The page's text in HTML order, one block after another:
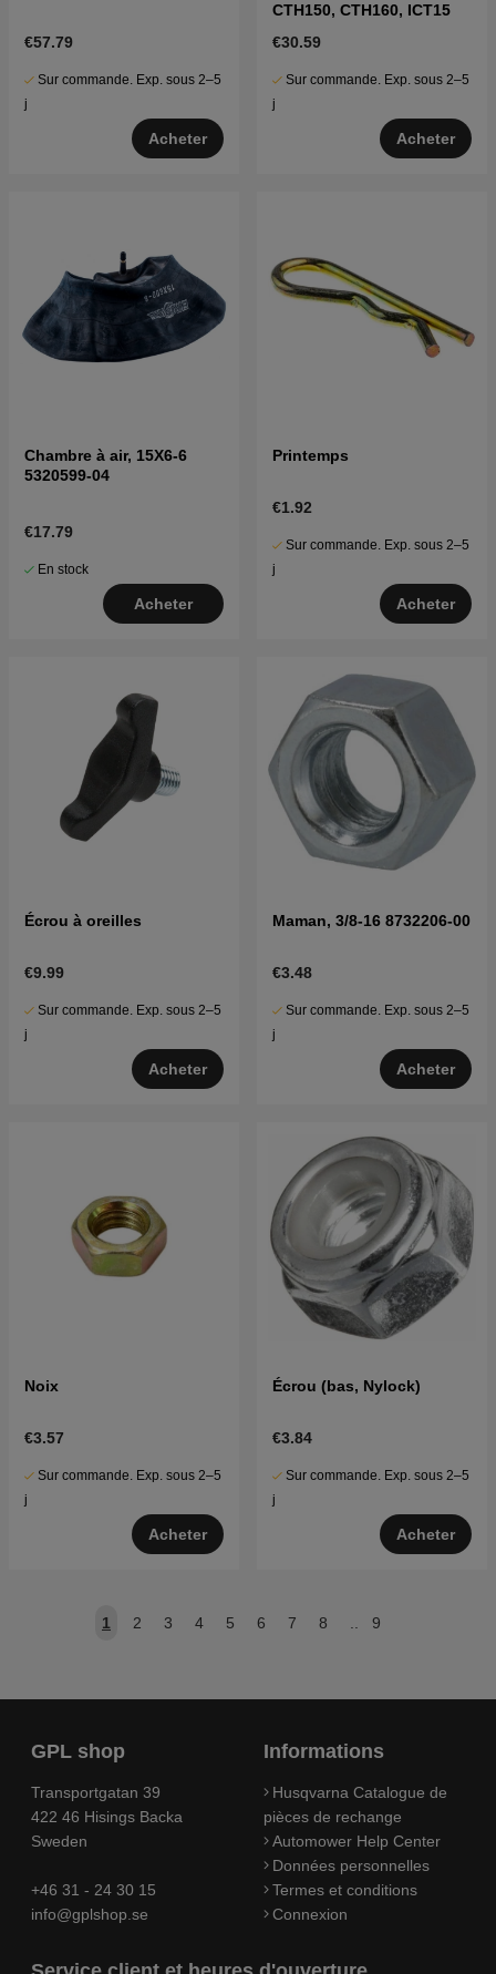
€57.79
Sur commande. Exp. sous 2–5
j
Acheter
CTH150, CTH160, ICT15
€30.59
Sur commande. Exp. sous 2–5
j
Acheter
Chambre à air, 15X6-6
5320599-04
€17.79
En stock
Acheter
Printemps
€1.92
Sur commande. Exp. sous 2–5
j
Acheter
Écrou à oreilles
€9.99
Sur commande. Exp. sous 2–5
j
Acheter
Maman, 3/8-16 8732206-00
€3.48
Sur commande. Exp. sous 2–5
j
Acheter
Noix
€3.57
Sur commande. Exp. sous 2–5
j
Acheter
Écrou (bas, Nylock)
€3.84
Sur commande. Exp. sous 2–5
j
Acheter
1 2 3 4 5 6 7 8 9
GPL shop
Transportgatan 39
422 46 Hisings Backa
Sweden
+46 31 - 24 30 15
info@gplshop.se
Informations
Husqvarna Catalogue de
pièces de rechange
Automower Help Center
Données personnelles
Termes et conditions
Connexion